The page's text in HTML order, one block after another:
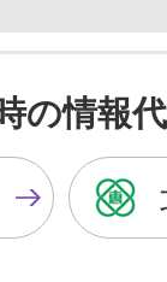
色
を
黒
色
に
色
を
青
色
に
の情報